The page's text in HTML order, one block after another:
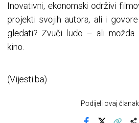
Inovativni, ekonomski održivi
projekti svojih autora, ali i
gledati? Zvuči ludo – ali možda
kino.
(Vijesti.ba)
Podijeli ovaj članak